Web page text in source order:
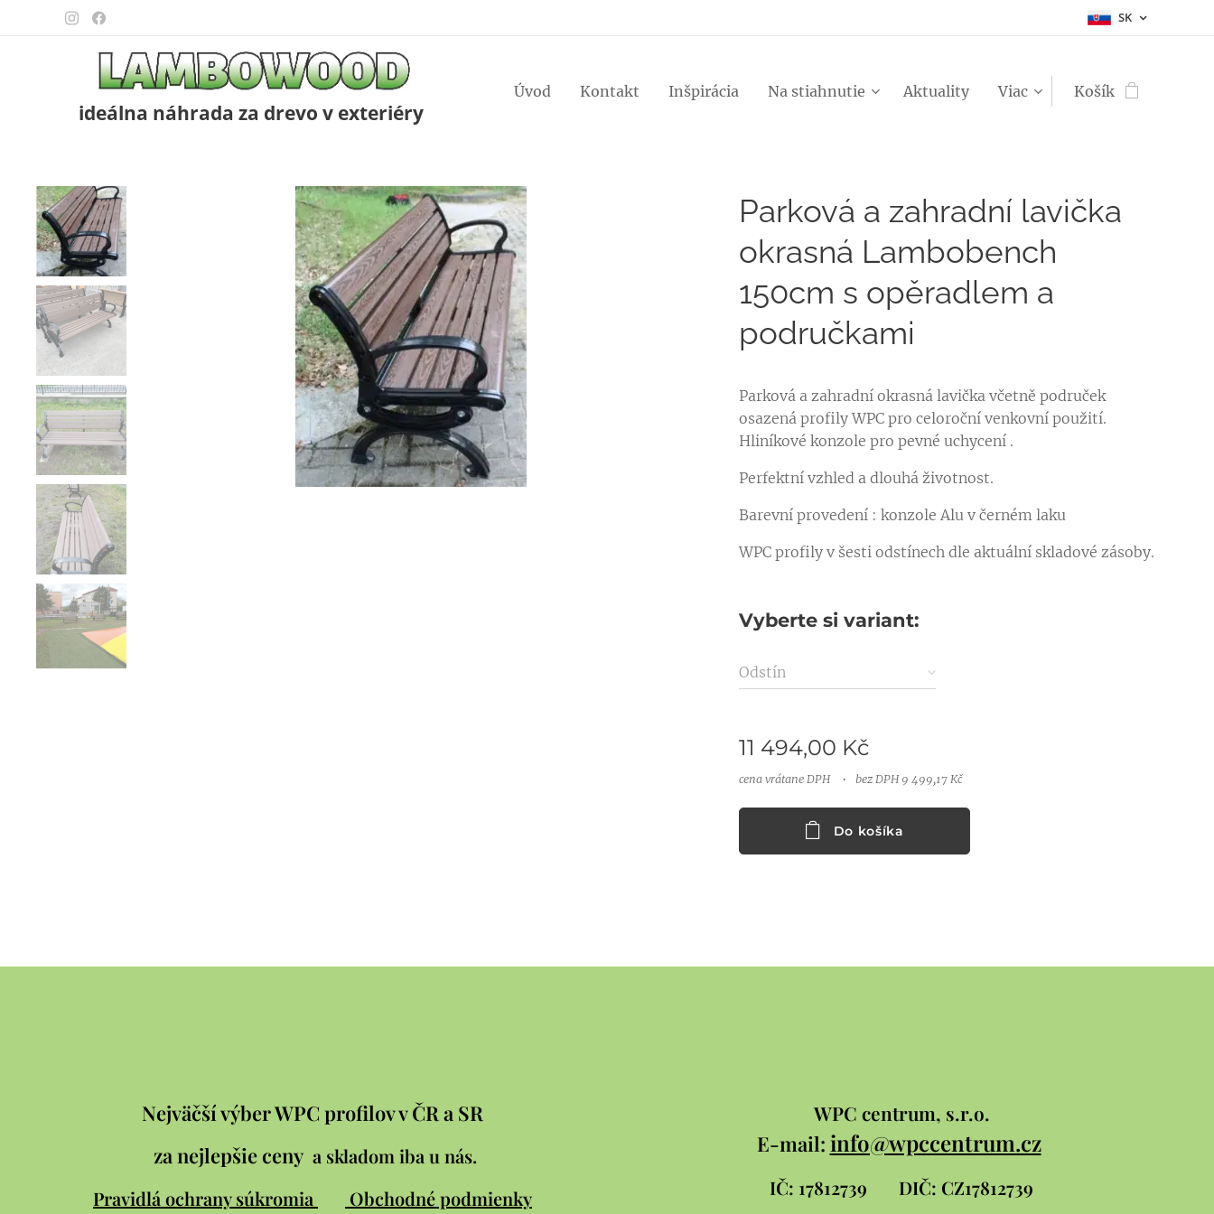
SK
ideálna náhrada za drevo v exteriéry
Úvod Kontakt Inšpirácia Na stiahnutie Aktuality Viac Košík
Parková a zahradní lavička
okrasná Lambobench
150cm s opěradlem a
područkami
Parková a zahradní okrasná lavička včetně područek
osazená profily WPC pro celoroční venkovní použití.
Hliníkové konzole pro pevné uchycení .
Perfektní vzhled a dlouhá životnost.
Barevní provedení : konzole Alu v černém laku
WPC profily v šesti odstínech dle aktuální skladové zásoby.
Vyberte si variant:
Odstín
11 494,00 Kč
cena vrátane DPH bez DPH 9 499,17 Kč
Do košíka
Nejväčší výber WPC profilov v ČR a SR
za nejlepšie ceny a skladom iba u nás.
Pravidlá ochrany súkromia
Obchodné podmienky
WPC centrum, s.r.o.
E-mail: info@wpccentrum.cz
IČ: 17812739 DIČ: CZ17812739